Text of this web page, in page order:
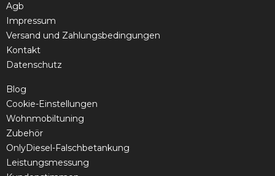
Agb
Impressum
Versand und Zahlungsbedingungen
Kontakt
Datenschutz
Blog
Cookie-Einstellungen
Wohnmobiltuning
Zubehör
OnlyDiesel-Falschbetankung
Leistungsmessung